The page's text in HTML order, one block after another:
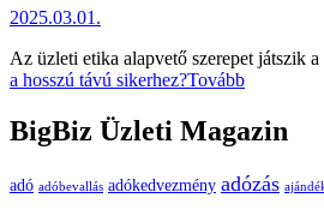
2025.03.01.
Az üzleti etika alapvető szerepet játszik
a hosszú távú sikerhez?Tovább
BigBiz Üzleti Magazin
adó adóbevallás adókedvezmény adózás